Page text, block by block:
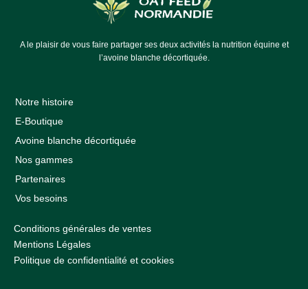
A le plaisir de vous faire partager ses deux activités la nutrition équine et
l’avoine blanche décortiquée.
Notre histoire
E-Boutique
Avoine blanche décortiquée
Nos gammes
Partenaires
Vos besoins
Conditions générales de ventes
Mentions Légales
Politique de confidentialité et cookies